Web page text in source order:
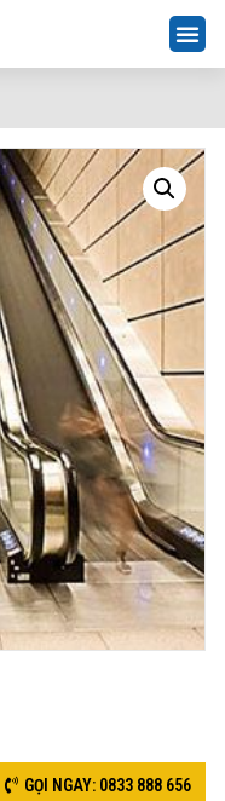
GỌI NGAY: 0833 888 656